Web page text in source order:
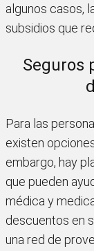
algunos casos,
subsidios que
Seguros
Para las
existen
embargo, hay
que pueden
médica y
descuentos en
una red de